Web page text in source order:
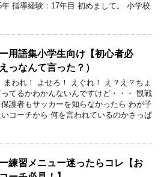
指導経験：17年目 初めまして。 小学校
用語集小学生向け【初心者必
っなんて言った？）
まわれ！ よせろ！ えぐれ！ え？え？ちょ
ってるかわかんないんですけど・・・ 観戦
保護者もサッカーを知らなかったら わが子
コーチから 何を言われているのかさっぱ
練習メニュー迷ったらコレ【お